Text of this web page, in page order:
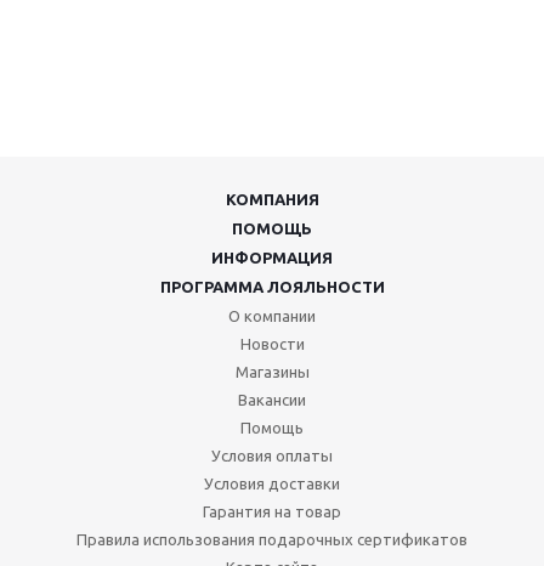
КОМПАНИЯ
ПОМОЩЬ
ИНФОРМАЦИЯ
ПРОГРАММА ЛОЯЛЬНОСТИ
О компании
Новости
Магазины
Вакансии
Помощь
Условия оплаты
Условия доставки
Гарантия на товар
Правила использования подарочных сертификатов